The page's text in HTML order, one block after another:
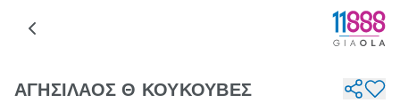
ΑΓΗΣΙΛΑΟΣ Θ ΚΟΥΚΟΥΒΕΣ